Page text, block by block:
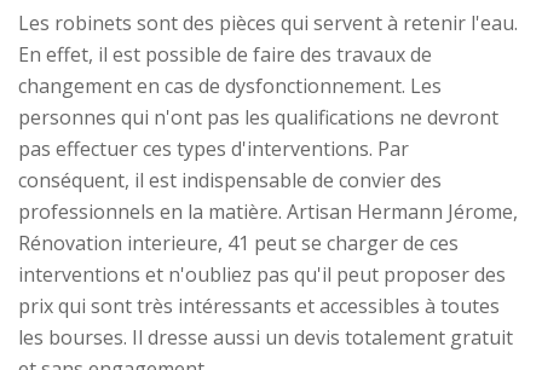
Les robinets sont des pièces qui servent à retenir l'eau.
En effet, il est possible de faire des travaux de
changement en cas de dysfonctionnement. Les
personnes qui n'ont pas les qualifications ne devront
pas effectuer ces types d'interventions. Par
conséquent, il est indispensable de convier des
professionnels en la matière. Artisan Hermann Jérome,
Rénovation interieure, 41 peut se charger de ces
interventions et n'oubliez pas qu'il peut proposer des
prix qui sont très intéressants et accessibles à toutes
les bourses. Il dresse aussi un devis totalement gratuit